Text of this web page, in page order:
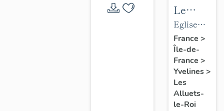
Le
mobilier
de
l'église
Saint-
Nicolas
Eglise
paroissiale
Saint-
Nicolas
France >
Île-de-
France >
Yvelines>
Les
Alluets-
le-Roi